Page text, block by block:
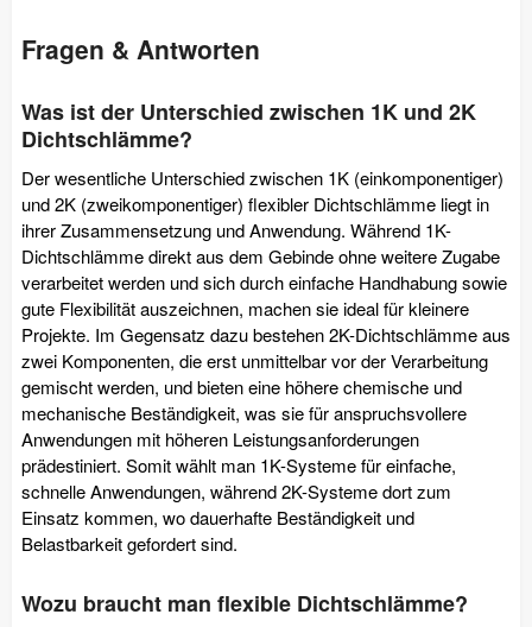
Fragen & Antworten
Was ist der Unterschied zwischen 1K und 2K
Dichtschlämme?
Der wesentliche Unterschied zwischen 1K (einkomponentiger)
und 2K (zweikomponentiger) flexibler Dichtschlämme liegt in
ihrer Zusammensetzung und Anwendung. Während 1K-
Dichtschlämme direkt aus dem Gebinde ohne weitere Zugabe
verarbeitet werden und sich durch einfache Handhabung sowie
gute Flexibilität auszeichnen, machen sie ideal für kleinere
Projekte. Im Gegensatz dazu bestehen 2K-Dichtschlämme aus
zwei Komponenten, die erst unmittelbar vor der Verarbeitung
gemischt werden, und bieten eine höhere chemische und
mechanische Beständigkeit, was sie für anspruchsvollere
Anwendungen mit höheren Leistungsanforderungen
prädestiniert. Somit wählt man 1K-Systeme für einfache,
schnelle Anwendungen, während 2K-Systeme dort zum
Einsatz kommen, wo dauerhafte Beständigkeit und
Belastbarkeit gefordert sind.
Wozu braucht man flexible Dichtschlämme?